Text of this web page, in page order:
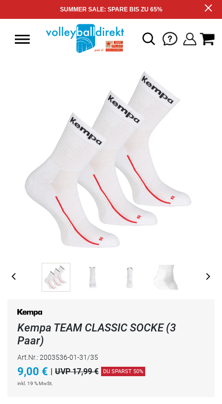
SUMMER SALE: SPARE BIS ZU 65%
Kempa TEAM CLASSIC SOCKE (3
Paar)
Art.Nr.: 2003536-01-31/35
9,00 € | UVP 17,99 € DU SPARST 50%
inkl. 19 % MwSt.